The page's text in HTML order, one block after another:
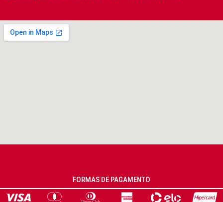
FORMAS DE PAGAMENTO